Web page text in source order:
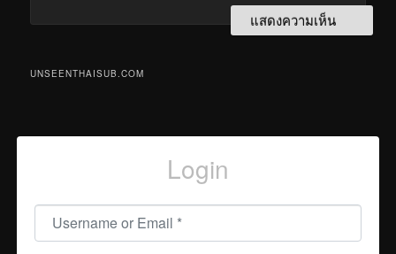
UNSEENTHAISUB.COM
Login
Username or Email